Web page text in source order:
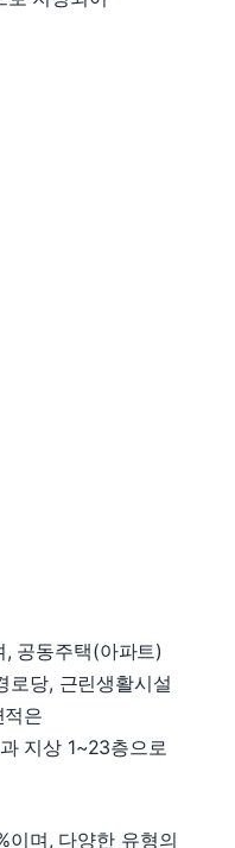
, 공동주택(아파트)
로당, 근린생활시설
은
지상 1~23층으로
이며, 다양한 유형의